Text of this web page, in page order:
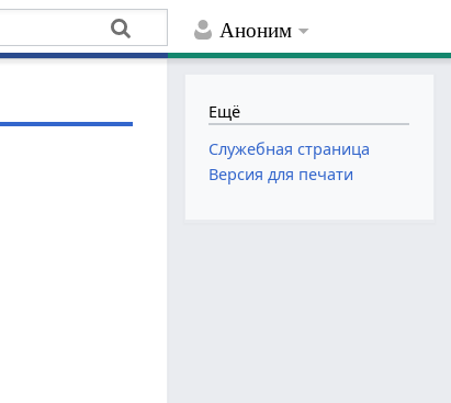
Аноним
Ещё
Служебная страница
Версия для печати